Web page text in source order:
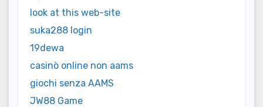
look at this web-site
suka288 login
19dewa
casinò online non aams
giochi senza AAMS
JW88 Game